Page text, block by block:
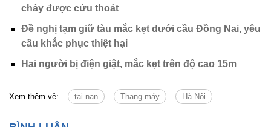
cháy được cứu thoát
Đề nghị tạm giữ tàu mắc kẹt dưới cầu Đồng Nai, yêu
cầu khắc phục thiệt hại
Hai người bị điện giật, mắc kẹt trên độ cao 15m
Xem thêm về: tai nạn Thang máy Hà Nội